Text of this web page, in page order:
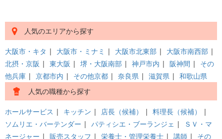
人気のエリアから探す
大阪市・キタ | 大阪市・ミナミ | 大阪市北東部 | 大阪市南西部 |
北摂・京阪 | 東大阪 | 堺・大阪南部 | 神戸市内 | 阪神間 | その
他兵庫 | 京都市内 | その他京都 | 奈良県 | 滋賀県 | 和歌山県
人気の職種から探す
ホールサービス | キッチン | 店長（候補） | 料理長（候補）
|
ソムリエ・バーテンダー | パティシエ・ブーランジェ |
ＳＶ・マ
ネージャー | 販売スタッフ | 栄養士・管理栄養士 | 講師 | その